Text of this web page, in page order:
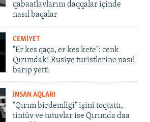
qabaatlavlarını daqqalar içinde
nasıl baqalar
CEMİYET
"Er kes qaça, er kes kete": cenk
Qırımdaki Rusiye turistlerine nasıl
barıp yetti
İNSAN AQLARI
"Qırım birdemligi" işini toqtattı,
tintüv ve tutuvlar ise Qırımda daa